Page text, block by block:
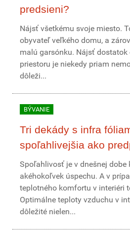
predsieni?
Nájsť všetkému svoje miesto.
obyvateľ veľkého domu, a
malú garsónku. Nájsť dostatok
priestoru je niekedy priam
dôleži...
BÝVANIE
Tri dekády s infra
spoľahlivejšia ako
Spoľahlivosť je v dnešnej dobe
akéhokoľvek úspechu. A v
teplotného komfortu v interiéri
Optimálne teploty vzduchu v
dôležité nielen...